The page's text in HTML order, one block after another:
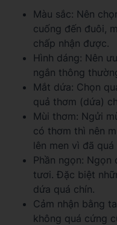
Màu sắc: Nên
cuống đến đuôi,
chấp nhận được.
Hình dáng: Nên
ngắn thông
Mắt dứa: Chọn
quả thơm (dứa)
Mùi thơm: Ngửi
có thơm thì nên
lên men vì đã quá
Phần ngọn:
tươi. Đặc biệt
dứa quá chín.
Cảm nhận bằng
không quá cứng